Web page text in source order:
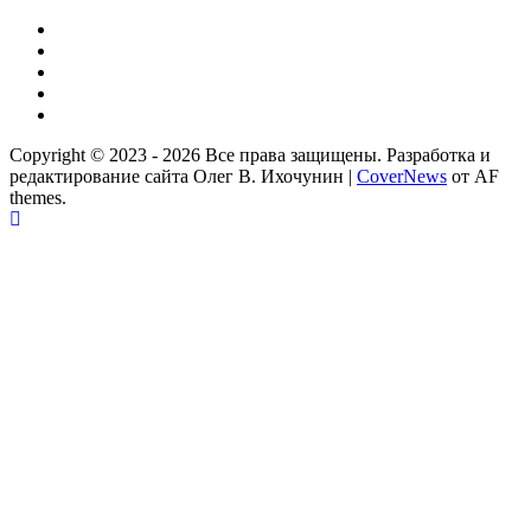
Copyright © 2023 - 2026 Все права защищены. Разработка и
редактирование сайта Олег В. Ихочунин | CoverNews от AF
themes.